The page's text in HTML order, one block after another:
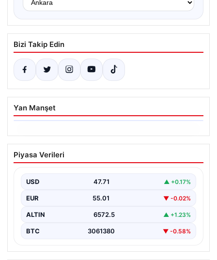
Bizi Takip Edin
Yan Manşet
06.08.2026
Hakkında icra takibi başlatan avukatı
katletmişti. İstenen ceza belli oldu
Yönelik Silahlı Saldırının Yargı Süreci Açıklandı”,
“content”:…
Piyasa Verileri
USD 47.71 ▲ +0.17%
EUR 55.01 ▼ -0.02%
ALTIN 6572.5 ▲ +1.23%
BTC 3061380 ▼ -0.58%